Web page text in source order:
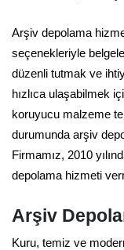
Arşiv depolama
seçenekleriyle
düzenli tutmak ve
hızlıca ulaşabilmek
koruyucu malzeme
durumunda arşiv
Firmamız, 2010
depolama hizmeti
Arşiv
Kuru, temiz ve